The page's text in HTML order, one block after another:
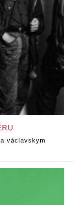
václavskym